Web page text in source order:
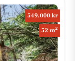
549.000 kr
52 m2